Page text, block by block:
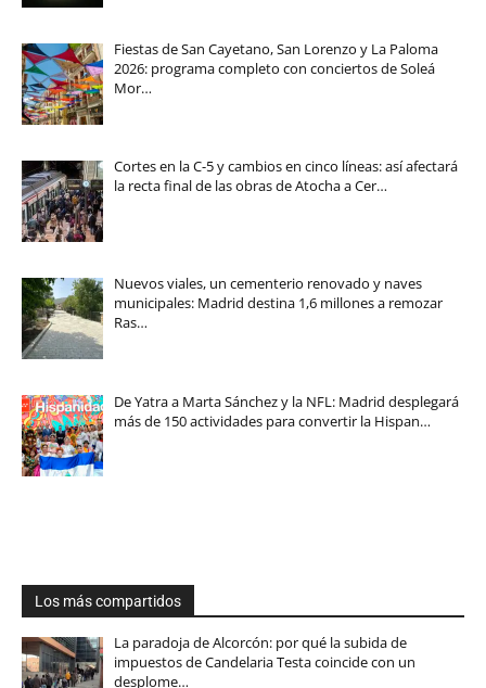
Fiestas de San Cayetano, San Lorenzo y La Paloma
2026: programa completo con conciertos de Soleá
Mor…
Cortes en la C-5 y cambios en cinco líneas: así afectará
la recta final de las obras de Atocha a Cer…
Nuevos viales, un cementerio renovado y naves
municipales: Madrid destina 1,6 millones a remozar
Ras…
De Yatra a Marta Sánchez y la NFL: Madrid desplegará
más de 150 actividades para convertir la Hispan…
Los más compartidos
La paradoja de Alcorcón: por qué la subida de
impuestos de Candelaria Testa coincide con un
desplome…